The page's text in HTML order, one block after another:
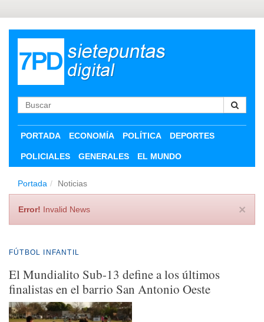
PORTADA ECONOMÍA POLÍTICA DEPORTES
POLICIALES GENERALES EL MUNDO
Portada Noticias
×
Error! Invalid News
FÚTBOL INFANTIL
El Mundialito Sub-13 define a los últimos
finalistas en el barrio San Antonio Oeste